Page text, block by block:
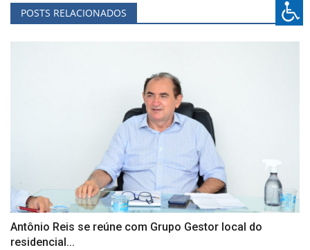
POSTS RELACIONADOS
Antônio Reis se reúne com Grupo Gestor local do
residencial...